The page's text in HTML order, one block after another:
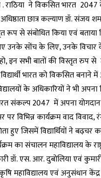
. राठिया ने विकसित भारत
छात्र कल्याण डॉ. संजय
रूप से संबोधित किया एवं बताया
लिए उनके सोंच के लिए, उनके
इन सभी बातों की विस्तृत रुप से
भारत को विकसित
के अधिकारियों ने भी अपना
संकल्प 2047 में अपना योगदान
विभिन्न कार्यक्रम वाद विवाद,
हुए जिसमें विद्यार्थियों ने
का संचालन महाविद्यालय के
डॉ. एस. आर. दुबोलिया एवं
महाविद्यालय एवं अनुसंधान